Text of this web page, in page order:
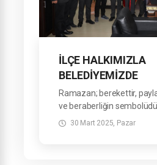
İLÇE HALKIMIZLA
BELEDİYEMİZDE
BAYRAMLAŞTIK
Ramazan; berekettir,
ve beraberliğin
Geleneksel Bayramlaşma
30 Mart 2025, Pazar